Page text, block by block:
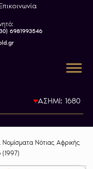
Επικοινωνία
6981993546
ΑΣΗΜΙ: 1680.7€
Νότιας Αφρικής